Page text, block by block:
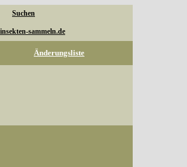
Suchen
sammeln.de
Änderungsliste